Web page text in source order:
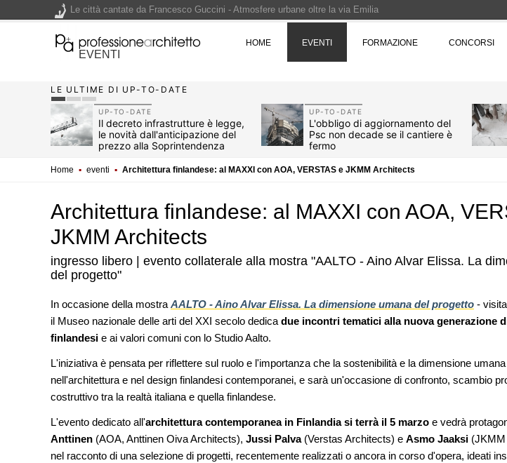
EVENTI
HOME EVENTI FORMAZIONE CONCORSI
LE ULTIME DI UP-TO-DATE
UP-TO-DATE
Il decreto infrastrutture è legge,
le novità dall'anticipazione del
prezzo alla Soprintendenza
UP-TO-DATE
L'obbligo di aggiornamento del
Psc non decade se il cantiere è
fermo
Home ▪ eventi ▪ Architettura finlandese: al MAXXI con AOA, VERSTAS e JKMM Architects
Architettura finlandese: al MAXXI con AOA,
JKMM Architects
ingresso libero | evento collaterale alla mostra "AALTO - Aino Alvar Elissa. La
del progetto"
In occasione della mostra AALTO - Aino Alvar Elissa. La dimensione umana del progetto -
il Museo nazionale delle arti del XXI secolo dedica due incontri tematici alla nuova generazione
finlandesi e ai valori comuni con lo Studio Aalto.
L'iniziativa è pensata per riflettere sul ruolo e l'importanza che la sostenibilità e la dimensione
nell'architettura e nel design finlandesi contemporanei, e sarà un'occasione di confronto, scambio
costruttivo tra la realtà italiana e quella finlandese.
L'evento dedicato all'architettura contemporanea in Finlandia si terrà il 5 marzo e vedrà
Anttinen (AOA, Anttinen Oiva Architects), Jussi Palva(Verstas Architects) e Asmo Jaaksi
nel racconto di una selezione di progetti, recentemente realizzati o ancora in corso d'opera, ideati
Con Carlo Scarpa lungo l'Italia: tre
appuntamenti tra Palermo, Verona e
Venezia
Riforma delle professioni, ok al Senato:
novità su abilitazione, competenze,
tirocini ed equo compenso
09
UP-TO-DATE
L'Agenzia del Demanio lancia gare per
accordi quadro da 219 milioni per servizi
di architettura
Città
attraverso
dell'acqua
Tashkent
Osteria
fondatori
Le città cantate da Francesco Guccini - Atmosfere urbane oltre la via Emilia
200 manifesti per i 200 anni di Carlo Collodi, creatore di Pinocchio - Call di grafica promossa dal Museo